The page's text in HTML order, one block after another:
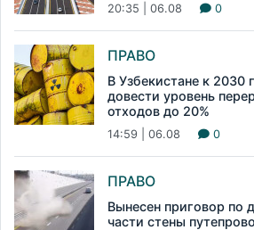
20:35 | 06.08 0
ПРАВО
В Узбекистане к 2030
довести уровень
отходов до 20%
14:59 | 06.08 0
ПРАВО
Вынесен приговор по
части стены